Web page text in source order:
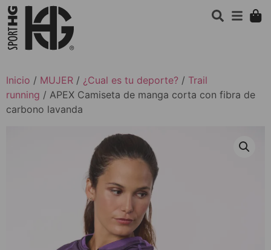
Inicio / MUJER / ¿Cual es tu deporte? / Trail
running / APEX Camiseta de manga corta con fibra de
carbono lavanda